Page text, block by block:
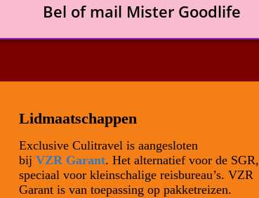
Bel of mail Mister Goodlife
Lidmaatschappen
Exclusive Culitravel is aangesloten
bij VZR Garant. Het alternatief voor de SGR,
speciaal voor kleinschalige reisbureau’s. VZR
Garant is van toepassing op pakketreizen.